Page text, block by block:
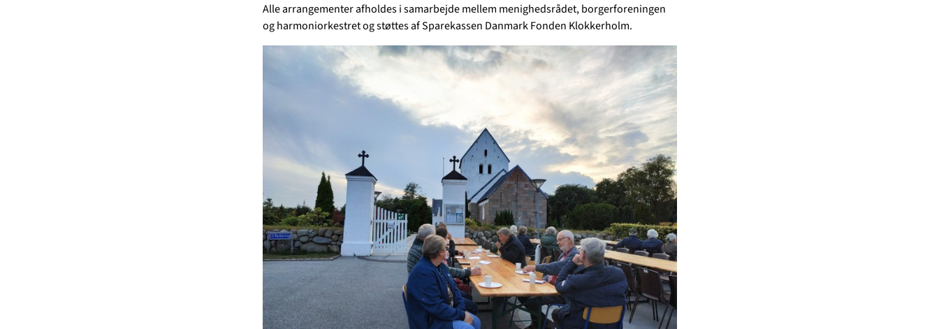
Alle arrangementer afholdes i samarbejde mellem menighedsrådet, borgerforeningen
og harmoniorkestret og støttes af Sparekassen Danmark Fonden Klokkerholm.